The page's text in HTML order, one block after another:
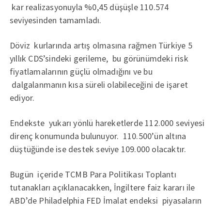
kar realizasyonuyla %0,45 düşüşle 110.574
seviyesinden tamamladı.
Döviz kurlarında artış olmasına rağmen Türkiye 5
yıllık CDS’sindeki gerileme, bu görünümdeki risk
fiyatlamalarının güçlü olmadığını ve bu
dalgalanmanın kısa süreli olabileceğini de işaret
ediyor.
Endekste yukarı yönlü hareketlerde 112.000 seviyesi
direnç konumunda bulunuyor. 110.500’ün altına
düştüğünde ise destek seviye 109.000 olacaktır.
Bugün içeride TCMB Para Politikası Toplantı
tutanakları açıklanacakken, İngiltere faiz kararı ile
ABD’de Philadelphia FED İmalat endeksi piyasaların